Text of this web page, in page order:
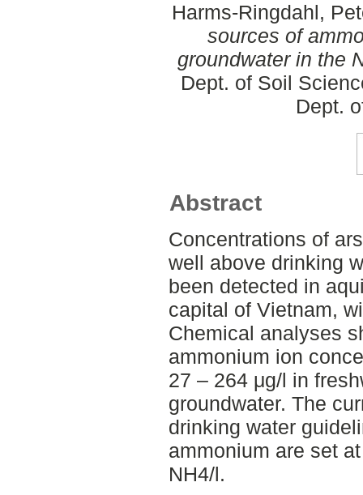
Harms-Ringdahl,
sources of
groundwater in the
Dept. of Soil
Dept.
Abstract
Concentrations of
well above drinking
been detected in
capital of Vietnam,
Chemical analyses
ammonium ion
27 – 264 μg/l in
groundwater. The
drinking water
ammonium are set
NH4/l.